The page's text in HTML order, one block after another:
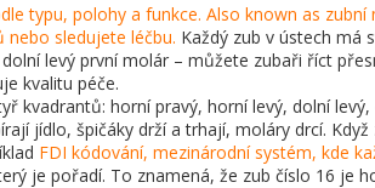
typu, polohy a funkce. Also known as zubní
sledujete léčbu. Každý zub v ústech má
levý první molár – můžete zubaři říct
kvalitu péče.
kvadrantů: horní pravý, horní levý, dolní
jídlo, špičáky drží a trhají, moláry drcí.
FDI kódování, mezinárodní systém, kde
je pořadí. To znamená, že zub číslo 16 je